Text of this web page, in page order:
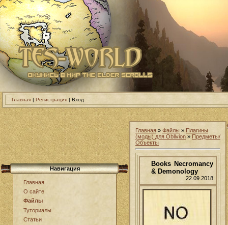
Главная| Регистрация| Вход
Навигация
Главная
О сайте
Файлы
Туториалы
Статьи
Главная » Файлы » Плагины
(моды) для Oblivion » Предметы/
Объекты
Books Necromancy
& Demonology
22.09.2018